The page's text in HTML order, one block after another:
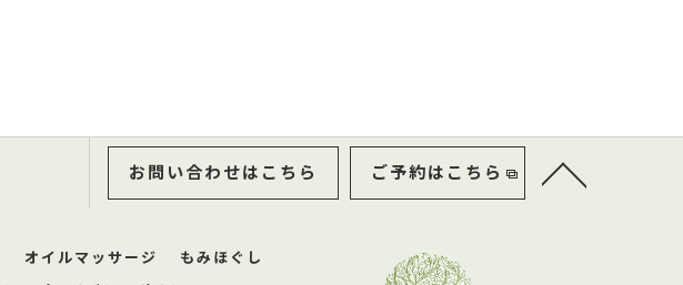
お問い合わせはこちら ご予約はこちら
オイルマッサージ
もみほぐし